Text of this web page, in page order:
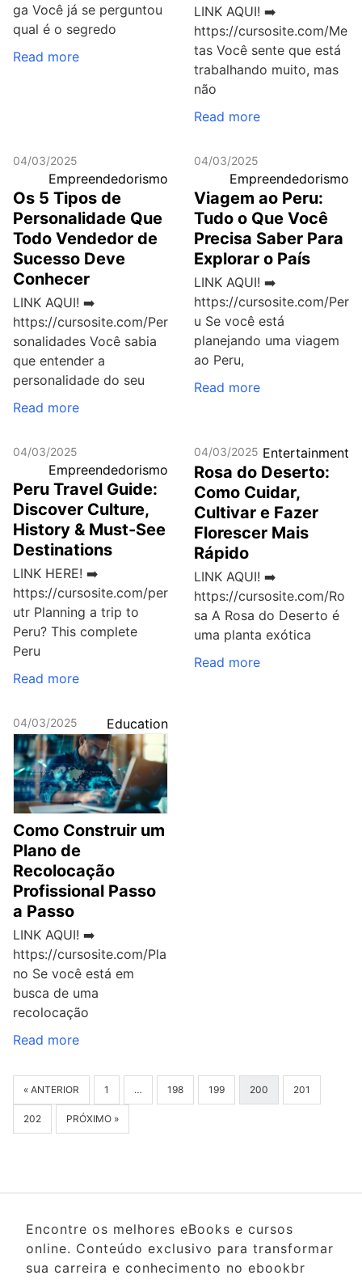
ga Você já se perguntou
qual é o segredo
Read more
LINK AQUI! ➡️
https://cursosite.com/Me
tas Você sente que está
trabalhando muito, mas
não
Read more
04/03/2025
Empreendedorismo
Os 5 Tipos de
Personalidade Que
Todo Vendedor de
Sucesso Deve
Conhecer
LINK AQUI! ➡️
https://cursosite.com/Per
sonalidades Você sabia
que entender a
personalidade do seu
Read more
04/03/2025
Empreendedorismo
Viagem ao Peru:
Tudo o Que Você
Precisa Saber Para
Explorar o País
LINK AQUI! ➡️
https://cursosite.com/Per
u Se você está
planejando uma viagem
ao Peru,
Read more
04/03/2025
Empreendedorismo
Peru Travel Guide:
Discover Culture,
History & Must-See
Destinations
LINK HERE! ➡️
https://cursosite.com/per
utr Planning a trip to
Peru? This complete
Peru
Read more
04/03/2025 Entertainment
Rosa do Deserto:
Como Cuidar,
Cultivar e Fazer
Florescer Mais
Rápido
LINK AQUI! ➡️
https://cursosite.com/Ro
sa A Rosa do Deserto é
uma planta exótica
Read more
04/03/2025 Education
Como Construir um
Plano de
Recolocação
Profissional Passo
a Passo
LINK AQUI! ➡️
https://cursosite.com/Pla
no Se você está em
busca de uma
recolocação
Read more
« ANTERIOR 1 … 198 199 200 201
202 PRÓXIMO »
Encontre os melhores eBooks e cursos
online. Conteúdo exclusivo para transformar
sua carreira e conhecimento no ebookbr